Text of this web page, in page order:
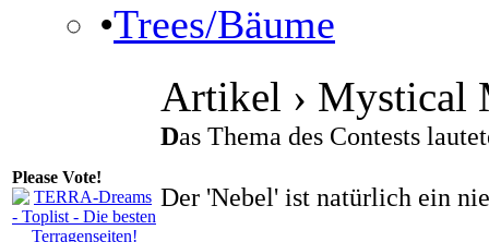
•Trees/Bäume
Please Vote!
Artikel › Mystical
Das Thema des Contests
Der 'Nebel' ist natürlich ein